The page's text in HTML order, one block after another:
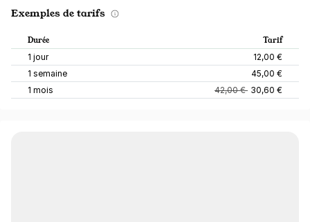
Exemples de tarifs
Durée Tarif
1 jour
12,00 €
1 semaine
45,00 €
1 mois
42,00 € 30,60 €